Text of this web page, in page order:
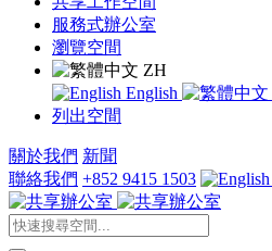
服務式辦公室
瀏覽空間
ZH
English
列出空間
關於我們 新聞
聯絡我們 +852 9415 1503